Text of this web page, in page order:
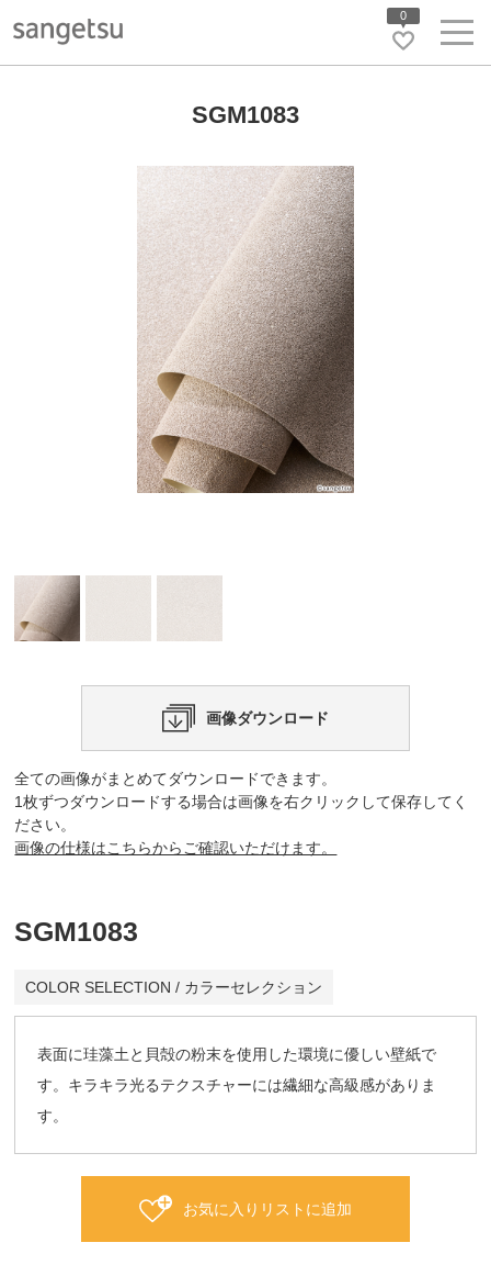
0
SGM1083
画像ダウンロード
全ての画像がまとめてダウンロードできます。
1枚ずつダウンロードする場合は画像を右クリックして保存してく
ださい。
画像の仕様はこちらからご確認いただけます。
SGM1083
COLOR SELECTION / カラーセレクション
表面に珪藻土と貝殻の粉末を使用した環境に優しい壁紙で
す。キラキラ光るテクスチャーには繊細な高級感がありま
す。
お気に入りリストに追加